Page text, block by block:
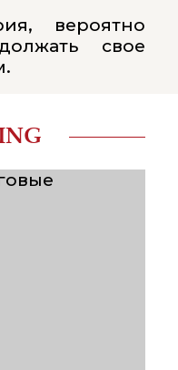
вероятно
свое